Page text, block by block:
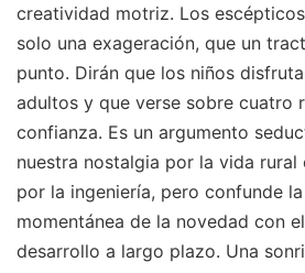
creatividad motriz. Los
solo una exageración, que un
punto. Dirán que los niños
adultos y que verse sobre cuatro
confianza. Es un argumento
nuestra nostalgia por la vida rural
por la ingeniería, pero confunde
momentánea de la novedad con
desarrollo a largo plazo. Una